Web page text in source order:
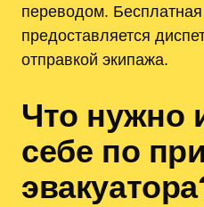
переводом. Бесплатная
предоставляется
отправкой экипажа.
Что нужно
себе по